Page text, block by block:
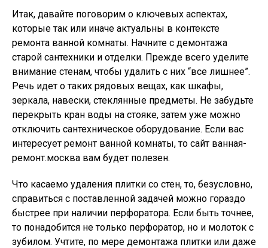
Итак, давайте поговорим о ключевых аспектах,
которые так или иначе актуальны в контексте
ремонта ванной комнаты. Начните с демонтажа
старой сантехники и отделки. Прежде всего уделите
внимание стенам, чтобы удалить с них “все лишнее”.
Речь идет о таких рядовых вещах, как шкафы,
зеркала, навески, стеклянные предметы. Не забудьте
перекрыть кран воды на стояке, затем уже можно
отключить сантехническое оборудование. Если вас
интересует ремонт ванной комнаты, то сайт ванная-
ремонт.москва вам будет полезен.
Что касаемо удаления плитки со стен, то, безусловно,
справиться с поставленной задачей можно гораздо
быстрее при наличии перфоратора. Если быть точнее,
то понадобится не только перфоратор, но и молоток с
зубилом. Учтите, по мере демонтажа плитки или даже